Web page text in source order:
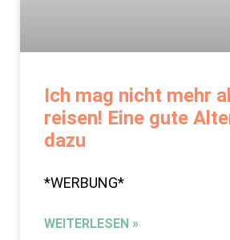
Ich mag nicht mehr
reisen! Eine gute
dazu
*WERBUNG*
WEITERLESEN »